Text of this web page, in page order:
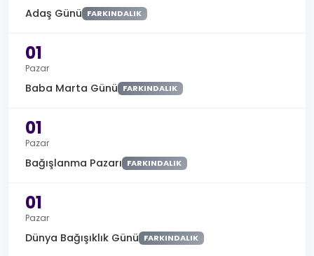
Adaş Günü FARKINDALIK
01
Pazar
Baba Marta Günü FARKINDALIK
01
Pazar
Bağışlanma Pazarı FARKINDALIK
01
Pazar
Dünya Bağışıklık Günü FARKINDALIK